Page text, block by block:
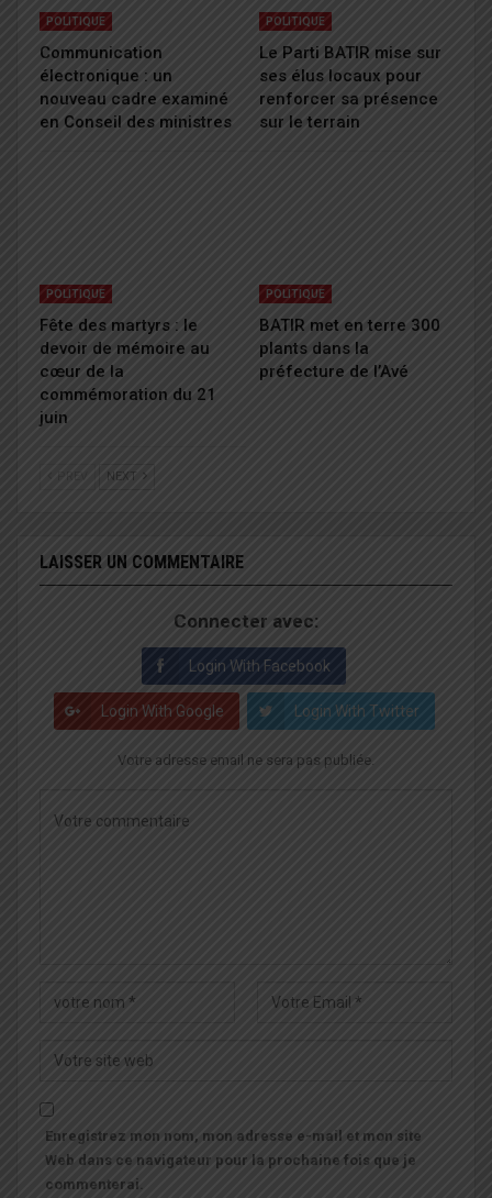
POLITIQUE
Communication
électronique : un
nouveau cadre examiné
en Conseil des ministres
POLITIQUE
Le Parti BATIR mise sur
ses élus locaux pour
renforcer sa présence
sur le terrain
POLITIQUE
Fête des martyrs : le
devoir de mémoire au
cœur de la
commémoration du 21
juin
POLITIQUE
BATIR met en terre 300
plants dans la
préfecture de l’Avé
NEXT
LAISSER UN COMMENTAIRE
Connecter avec:
Login With Facebook
Login With Google Login With Twitter
Votre adresse email ne sera pas publiée.
Enregistrez mon nom, mon adresse e-mail et mon site
Web dans ce navigateur pour la prochaine fois que je
commenterai.